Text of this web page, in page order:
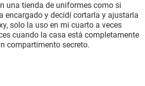
una tienda de uniformes como si
encargado y decidí cortarla y ajustarla
solo la uso en mi cuarto a veces
cuando la casa está completamente
compartimento secreto.